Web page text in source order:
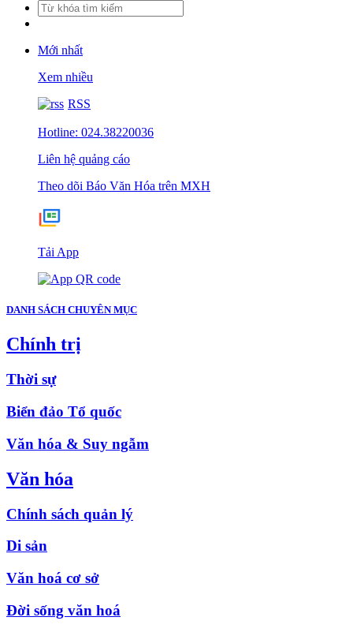
Mới nhất
Xem nhiều
RSS
Hotline: 024.38220036
Liên hệ quảng cáo
Theo dõi Báo Văn Hóa trên MXH
Tải App
DANH SÁCH CHUYÊN MỤC
Chính trị
Thời sự
Biển đảo Tổ quốc
Văn hóa & Suy ngẫm
Văn hóa
Chính sách quản lý
Di sản
Văn hoá cơ sở
Đời sống văn hoá